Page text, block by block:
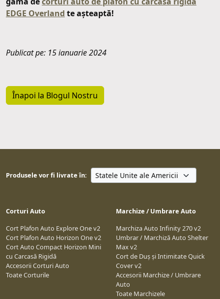
EDGE Overland te așteaptă!
Publicat pe: 15 ianuarie 2024
Înapoi la Blogul Nostru
Produsele vor fi livrate în:
Corturi Auto
Cort Plafon Auto Explore One v2
Cort Plafon Auto Horizon One v2
Cort Auto Compact Horizon Mini
cu Carcasă Rigidă
Accesorii Corturi Auto
Toate Corturile
Marchize / Umbrare Auto
Marchiza Auto Infinity 270 v2
Umbrar / Marchiză Auto Shelter
Max v2
Cort de Duș și Intimitate Quick
Cover v2
Accesorii Marchize / Umbrare
Auto
Toate Marchizele